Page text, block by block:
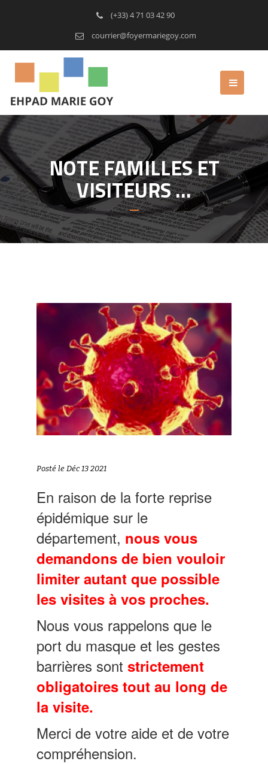
(+33) 4 71 03 42 90
courrier@foyermariegoy.com
NOTE FAMILLES ET
VISITEURS …
Posté le Déc 13 2021
En raison de la forte reprise
épidémique sur le
département, nous vous
demandons de bien vouloir
limiter autant que possible
les visites à vos proches.
Nous vous rappelons que le
port du masque et les gestes
barrières sontstrictement
obligatoires tout au long de
la visite.
Merci de votre aide et de votre
compréhension.